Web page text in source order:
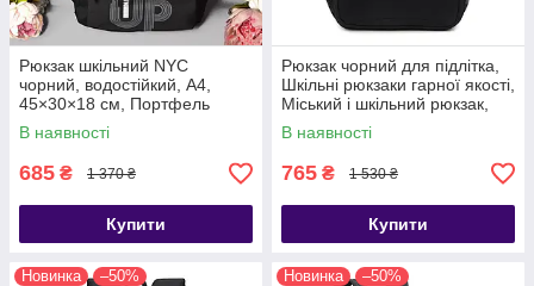
Рюкзак шкільний NYC
чорний, водостійкий, A4,
45×30×18 см, Портфель
шкільний дитячий для
підлітка
В наявності
685 ₴ 1 370 ₴
Купити
Рюкзак чорний для підлітка,
Шкільні рюкзаки гарної якості,
Міський і шкільний рюкзак,
Рюкзаки студентські
В наявності
765 ₴ 1 530 ₴
Купити
Новинка –50% Новинка –50%